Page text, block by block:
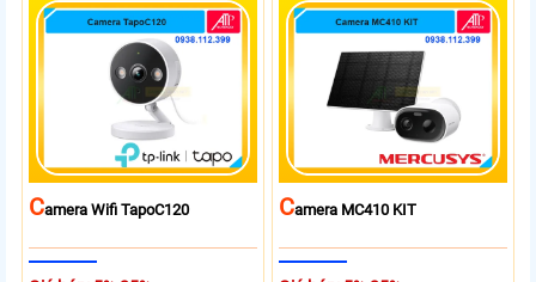
CAmera Wifi TapoC120 CAmera MC410 KIT